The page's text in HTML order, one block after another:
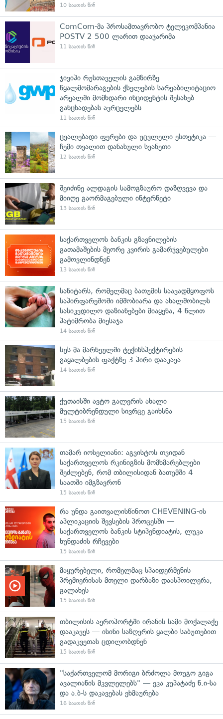
10 საათის წინ
ComCom-მა პროსამთავრობო ტელეკომპანია
POSTV 2 500 ლარით დააჯარიმა
11 საათის წინ
ჯივიპი რუსთაველის გამზირზე
წყალმომარაგების ქსელების სარეაბილიტაციო
არეალში მომხდარი ინციდენტის შესახებ
განცხადებას ავრცელებს
11 საათის წინ
ცვალებადი ფერები და უცვლელი ესთეტიკა —
ჩემი თვალით დანახული სვანეთი
12 საათის წინ
შეიძინე ალდაგის სამოგზაურო დაზღვევა და
მიიღე გაორმაგებული ინტერნეტი
13 საათის წინ
საქართველოს ბანკის გზავნილების
გათამაშების მეორე კვირის გამარჯვებულები
გამოვლინდნენ
13 საათის წინ
სანიტარს, რომელმაც ბათუმის საავადმყოფოს
საპირფარეშოში იმშობიარა და ახალშობილს
სასიკვდილო დაზიანებები მიაყენა, 4 წლით
პატიმრობა მიესაჯა
14 საათის წინ
სუს-მა მარნეულში ტექინსპექტირების
გაყალბების ფაქტზე 3 პირი დააკავა
14 საათის წინ
ქუთაისში ავტო გალერის ახალი
მულტიბრენდული სივრცე გაიხსნა
15 საათის წინ
თამარ იოსელიანი: აგვისტოს თვიდან
საქართველოს რკინიგზის მომხმარებლები
შეძლებენ, რომ თბილისიდან ბათუმში 4
საათში იმგზავრონ
15 საათის წინ
რა უნდა გაითვალისწინოთ CHEVENING-ის
აპლიკაციის შევსების პროცესში —
საქართველოს ბანკის სტიპენდიატის, ლუკა
ხუნდაძის რჩევები
15 საათის წინ
მაყურებელი, რომელმაც სპაიდერმენის
პრემიერისას მთელი დარბაზი დაასპოილერა,
გალახეს
15 საათის წინ
თბილისის აეროპორტში ირანის სამი მოქალაქე
დააკავეს — ისინი საზღვრის ყალბი საბუთებით
გადაკვეთას ცდილობდნენ
15 საათის წინ
"საქართველომ მორიგი ბრძოლა მოუგო გიგა
ავალიანის მკვლელებს" — ეკა კუპატაძე ნ.ი-სა
და ა.ბ-ს დაკავებას ეხმაურება
16 საათის წინ